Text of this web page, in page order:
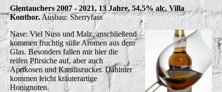
Glentauchers 2007 - 2021, 13 Jahre, 54,5% alc. Villa
Konthor. Ausbau: Sherryfass
Nase: Viel Nuss und Malz, anschließend
kommen fruchtig süße Aromen aus dem
Glas. Besonders fallen mir hier die
reifen Pfirsiche auf, aber auch
Aprikosen und Kandiszucker. Dahinter
kommen leicht kräuterartige
Honignoten.